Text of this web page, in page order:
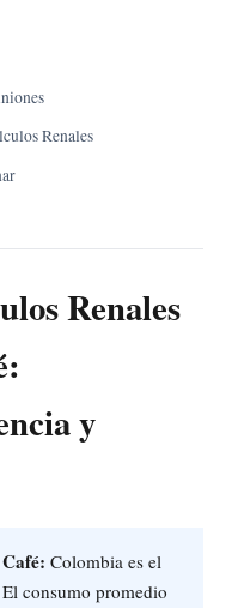
Renales
Renales
y
Colombia es el
consumo promedio